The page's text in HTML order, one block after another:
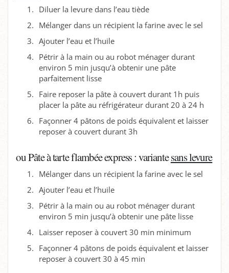
Diluer la levure dans l’eau tiède
Mélanger dans un récipient la farine avec le sel
Ajouter l’eau et l’huile
Pétrir à la main ou au robot ménager durant
environ 5 min jusqu’à obtenir une pâte
parfaitement lisse
Faire reposer la pâte à couvert durant 1h puis
placer la pâte au réfrigérateur durant 20 à 24 h
Façonner 4 pâtons de poids équivalent et laisser
reposer à couvert durant 3h
ou Pâte à tarte flambée express : variantesans levure
Mélanger dans un récipient la farine avec le sel
Ajouter l’eau et l’huile
Pétrir à la main ou au robot ménager durant
environ 5 min jusqu’à obtenir une pâte lisse
Laisser reposer à couvert 30 min minimum
Façonner 4 pâtons de poids équivalent et laisser
reposer à couvert 30 à 45 min